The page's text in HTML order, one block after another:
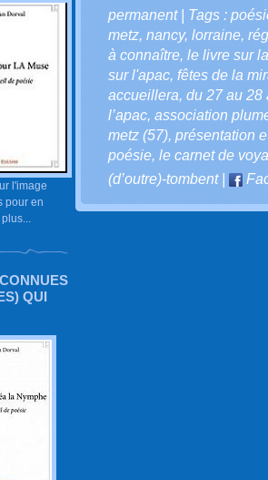
l'image
pour en
QUI
permanent| Tags :
metz, nancy, lorraine,
à connaître, le livre sur
sur l'apac, fêtes de la
accueillera, du 27 au 28
l’apac, association
metz (57), présentation
poésie, le carnet de
(d’outre)-tombent|